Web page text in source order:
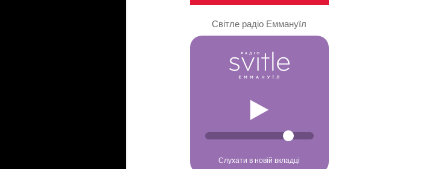
Світле радіо Еммануїл
Слухати в новій вкладці